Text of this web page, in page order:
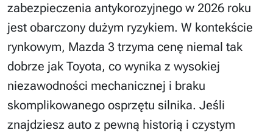
zabezpieczenia antykorozyjnego w 2026 roku
jest obarczony dużym ryzykiem. W kontekście
rynkowym, Mazda 3 trzyma cenę niemal tak
dobrze jak Toyota, co wynika z wysokiej
niezawodności mechanicznej i braku
skomplikowanego osprzętu silnika. Jeśli
znajdziesz auto z pewną historią i czystym